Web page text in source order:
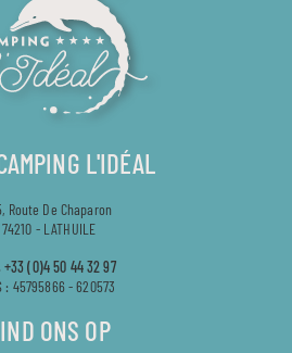
L'IDÉAL
Route De Chaparon
74210 - LATHUILE
+33 (0)4 50 44 32 97
: 45795866 - 620573
ONS OP